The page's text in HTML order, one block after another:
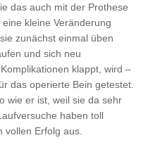
das auch mit der Prothese
kleine Veränderung
zunächst einmal üben
und sich neu
klappt, wird –
das operierte Bein getestet.
wie er ist, weil sie da sehr
haben toll
vollen Erfolg aus.